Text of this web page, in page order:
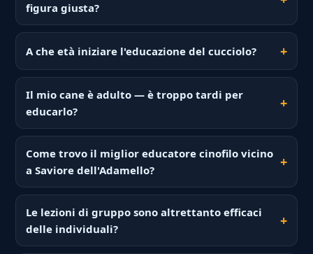
figura giusta?
A che età iniziare l'educazione del cucciolo?
Il mio cane è adulto — è troppo tardi per
educarlo?
Come trovo il miglior educatore cinofilo vicino
a Saviore dell'Adamello?
Le lezioni di gruppo sono altrettanto efficaci
delle individuali?